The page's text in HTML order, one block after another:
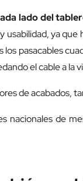
lado del
ya que
los pasacables
el cable a la
de acabados,
nacionales de